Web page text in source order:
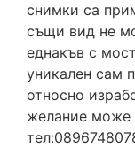
снимки са
същи вид не
еднакъв с
уникален сам
относно
желание може